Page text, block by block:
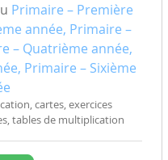
Primaire – Première
année, Primaire –
– Quatrième année,
Primaire – Sixième
cartes, exercices
tables de multiplication